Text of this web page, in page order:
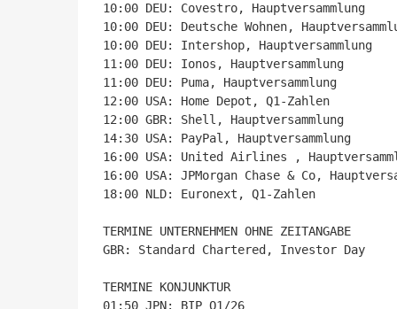
10:00 DEU: Covestro, Hauptversammlung
10:00 DEU: Deutsche Wohnen,
10:00 DEU: Intershop, Hauptversammlung
11:00 DEU: Ionos, Hauptversammlung
11:00 DEU: Puma, Hauptversammlung
12:00 USA: Home Depot, Q1-Zahlen
12:00 GBR: Shell, Hauptversammlung
14:30 USA: PayPal, Hauptversammlung
16:00 USA: United Airlines ,
16:00 USA: JPMorgan Chase & Co,
18:00 NLD: Euronext, Q1-Zahlen
TERMINE UNTERNEHMEN OHNE ZEITANGABE
GBR: Standard Chartered, Investor Day
TERMINE KONJUNKTUR
01:50 JPN: BIP Q1/26